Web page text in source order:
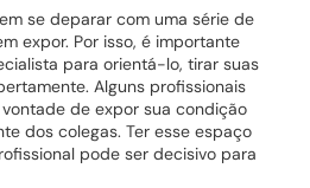
se deparar com uma série de
expor. Por isso, é importante
para orientá-lo, tirar suas
Alguns profissionais
de expor sua condição
dos colegas. Ter esse espaço
pode ser decisivo para